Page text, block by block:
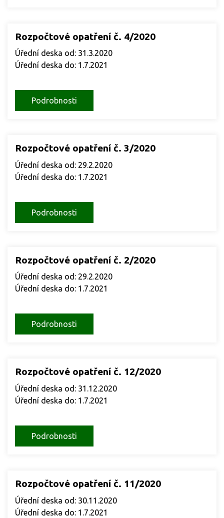
Rozpočtové opatření č. 4/2020
Úřední deska od: 31.3.2020
Úřední deska do: 1.7.2021
Podrobnosti
Rozpočtové opatření č. 3/2020
Úřední deska od: 29.2.2020
Úřední deska do: 1.7.2021
Podrobnosti
Rozpočtové opatření č. 2/2020
Úřední deska od: 29.2.2020
Úřední deska do: 1.7.2021
Podrobnosti
Rozpočtové opatření č. 12/2020
Úřední deska od: 31.12.2020
Úřední deska do: 1.7.2021
Podrobnosti
Rozpočtové opatření č. 11/2020
Úřední deska od: 30.11.2020
Úřední deska do: 1.7.2021